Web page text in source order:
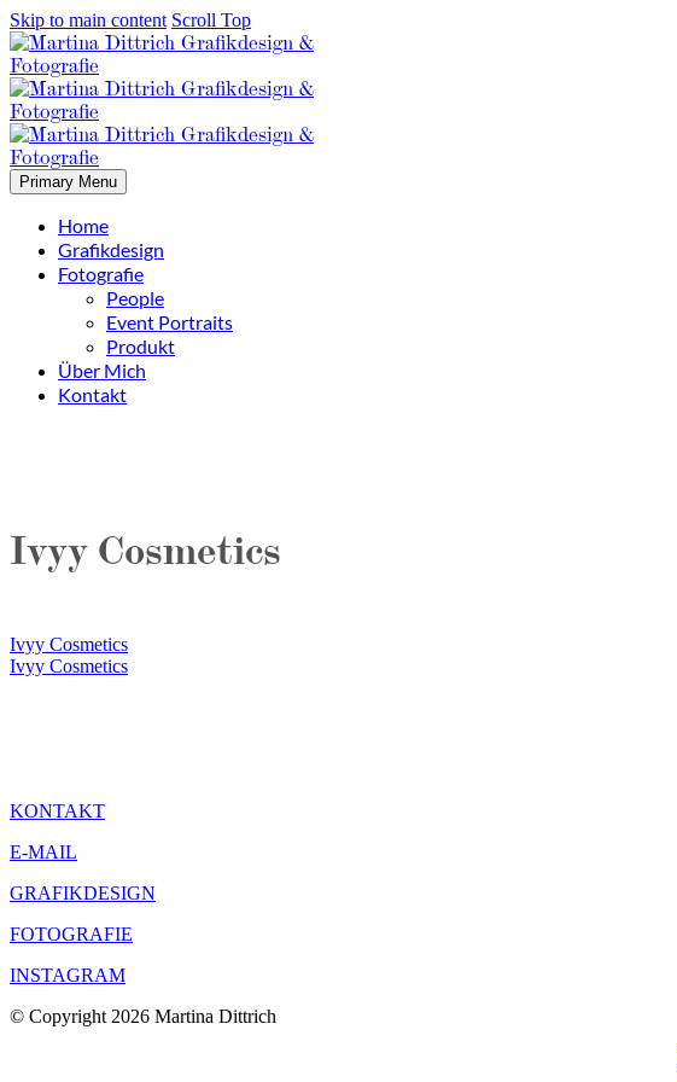
Skip to main content Scroll Top
Primary Menu
Home
Grafikdesign
Fotografie
People
Event Portraits
Produkt
Über Mich
Kontakt
Ivyy Cosmetics
Ivyy Cosmetics
Ivyy Cosmetics
KONTAKT
E-MAIL
GRAFIKDESIGN
FOTOGRAFIE
INSTAGRAM
© Copyright 2026 Martina Dittrich